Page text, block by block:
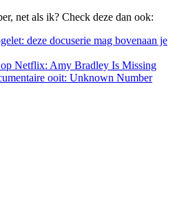
net als ik? Check deze dan ook:
deze docuserie mag bovenaan je
op Netflix: Amy Bradley Is Missing
ooit: Unknown Number